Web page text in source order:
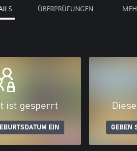
ÜBERPRÜFUNGEN
ist gesperrt
EIN GEBEN